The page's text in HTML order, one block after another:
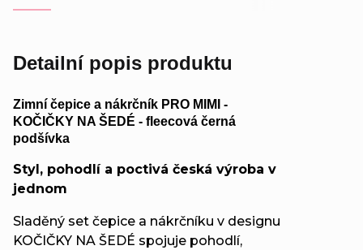
Detailní popis produktu
Zimní čepice a nákrčník PRO MIMI -
KOČIČKY NA ŠEDÉ - fleecová černá
podšívka
Styl, pohodlí a poctivá česká výroba v
jednom
Sladěný set čepice a nákrčníku v designu
KOČIČKY NA ŠEDÉ spojuje pohodlí,